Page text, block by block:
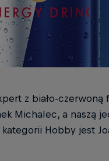
z biało-czerwoną
Michalec, a naszą
Hobby jest